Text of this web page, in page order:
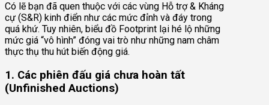
Có lẽ bạn đã quen thuộc với các vùng Hỗ trợ & Kháng
cự (S&R) kinh điển như các mức đỉnh và đáy trong
quá khứ. Tuy nhiên, biểu đồ Footprint lại hé lộ những
mức giá “vô hình” đóng vai trò như những nam châm
thực thụ thu hút biến động giá.
1. Các phiên đấu giá chưa hoàn tất
(Unfinished Auctions)